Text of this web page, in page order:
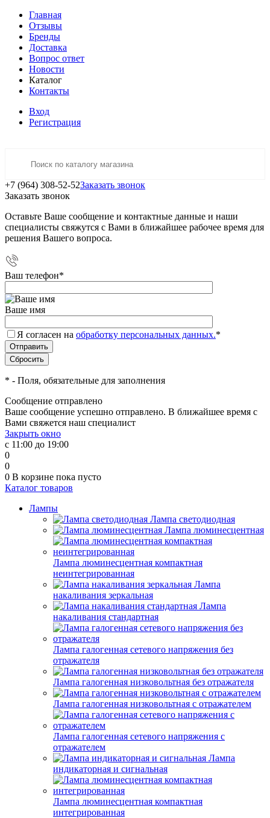
Главная
Отзывы
Бренды
Доставка
Вопрос ответ
Новости
Каталог
Контакты
Вход
Регистрация
+7 (964) 308-52-52Заказать звонок
Заказать звонок
Оставьте Ваше сообщение и контактные данные и наши
специалисты свяжутся с Вами в ближайшее рабочее время для
решения Вашего вопроса.
Ваш телефон*
Ваше имя
Я согласен на обработку персональных данных.*
* - Поля, обязательные для заполнения
Сообщение отправлено
Ваше сообщение успешно отправлено. В ближайшее время с
Вами свяжется наш специалист
Закрыть окно
с 11:00 до 19:00
0
0
0 В корзине пока пусто
Каталог товаров
Лампы
Лампа светодиодная
Лампа люминесцентная
Лампа люминесцентная компактная
неинтегрированная
Лампа
накаливания зеркальная
Лампа
накаливания стандартная
Лампа галогенная сетевого напряжения без
отражателя
Лампа галогенная низковольтная без отражателя
Лампа галогенная низковольтная с отражателем
Лампа галогенная сетевого напряжения с
отражателем
Лампа
индикаторная и сигнальная
Лампа люминесцентная компактная
интегрированная